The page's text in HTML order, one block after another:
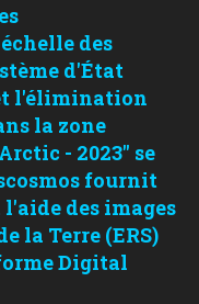
des
d'État
l'élimination
la zone
- 2023" se
fournit
des images
la Terre (ERS)
Digital